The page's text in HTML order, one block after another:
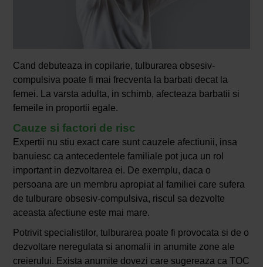
Cand debuteaza in copilarie, tulburarea obsesiv-
compulsiva poate fi mai frecventa la barbati decat la
femei. La varsta adulta, in schimb, afecteaza barbatii si
femeile in proportii egale.
Cauze si factori de risc
Expertii nu stiu exact care sunt cauzele afectiunii, insa
banuiesc ca antecedentele familiale pot juca un rol
important in dezvoltarea ei. De exemplu, daca o
persoana are un membru apropiat al familiei care sufera
de tulburare obsesiv-compulsiva, riscul sa dezvolte
aceasta afectiune este mai mare.
Potrivit specialistilor, tulburarea poate fi provocata si de o
dezvoltare neregulata si anomalii in anumite zone ale
creierului. Exista anumite dovezi care sugereaza ca TOC